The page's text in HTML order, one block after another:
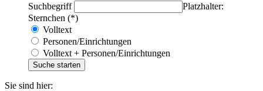
Suchbegriff
Platzhalter:
Sternchen (*)
Volltext
Personen/Einrichtungen
Volltext + Personen/Einrichtungen
Sie sind hier: